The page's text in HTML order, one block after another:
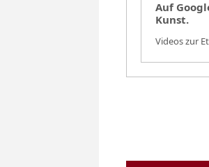
Auf
Kunst.
Videos zur